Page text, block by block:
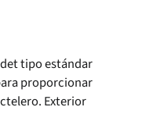
tipo estándar
proporcionar
Exterior